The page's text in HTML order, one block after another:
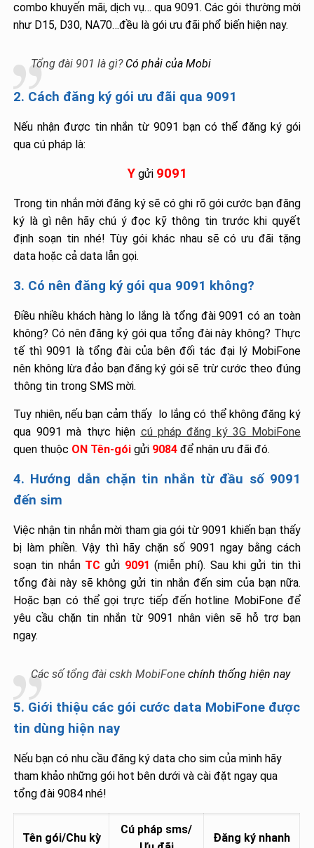
combo khuyến mãi, dịch vụ… qua 9091. Các gói thường mời
như D15, D30, NA70…đều là gói ưu đãi phổ biến hiện nay.
Tổng đài 901 là gì?Có phải của Mobi
2. Cách đăng ký gói ưu đãi qua 9091
Nếu nhận được tin nhắn từ 9091 bạn có thể đăng ký gói
qua cú pháp là:
Ygửi 9091
Trong tin nhắn mời đăng ký sẽ có ghi rõ gói cước bạn đăng
ký là gì nên hãy chú ý đọc kỹ thông tin trước khi quyết
định soạn tin nhé! Tùy gói khác nhau sẽ có ưu đãi tặng
data hoặc cả data lẫn gọi.
3. Có nên đăng ký gói qua 9091 không?
Điều nhiều khách hàng lo lắng là tổng đài 9091 có an toàn
không? Có nên đăng ký gói qua tổng đài này không? Thực
tế thì 9091 là tổng đài của bên đối tác đại lý MobiFone
nên không lừa đảo bạn đăng ký gói sẽ trừ cước theo đúng
thông tin trong SMS mời.
Tuy nhiên, nếu bạn cảm thấy lo lắng có thể không đăng ký
qua 9091 mà thực hiện cú pháp đăng ký 3G MobiFone
quen thuộc ON Tên-gói gửi 9084 để nhận ưu đãi đó.
4. Hướng dẫn chặn tin nhắn từ đầu số 9091
đến sim
Việc nhận tin nhắn mời tham gia gói từ 9091 khiến bạn thấy
bị làm phiền. Vậy thì hãy chặn số 9091 ngay bằng cách
soạn tin nhắn TC gửi 9091 (miễn phí). Sau khi gửi tin thì
tổng đài này sẽ không gửi tin nhắn đến sim của bạn nữa.
Hoặc bạn có thể gọi trực tiếp đến hotline MobiFone để
yêu cầu chặn tin nhắn từ 9091 nhân viên sẽ hỗ trợ bạn
ngay.
Các số tổng đài cskh MobiFone chính thống hiện nay
5. Giới thiệu các gói cước data MobiFone được
tin dùng hiện nay
Nếu bạn có nhu cầu đăng ký data cho sim của mình hãy
tham khảo những gói hot bên dưới và cài đặt ngay qua
tổng đài 9084 nhé!
Tên gói/Chu kỳ
Cú pháp sms/
Đăng ký nhanh